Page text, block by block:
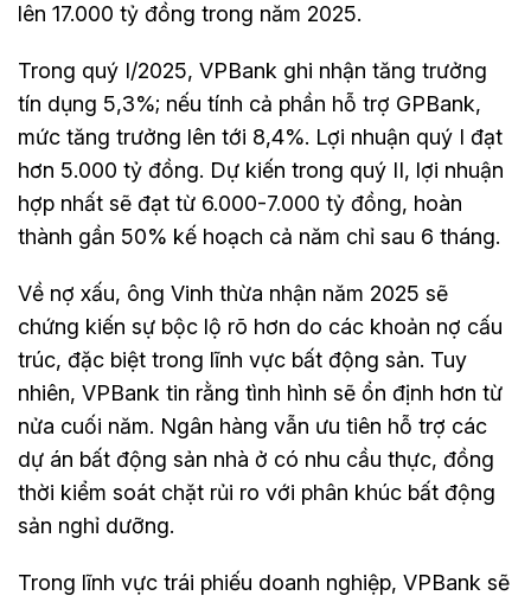
lên 17.000 tỷ đồng trong năm 2025.
Trong quý I/2025, VPBank ghi nhận tăng trưởng
tín dụng 5,3%; nếu tính cả phần hỗ trợ GPBank,
mức tăng trưởng lên tới 8,4%. Lợi nhuận quý I đạt
hơn 5.000 tỷ đồng. Dự kiến trong quý II, lợi nhuận
hợp nhất sẽ đạt từ 6.000-7.000 tỷ đồng, hoàn
thành gần 50% kế hoạch cả năm chỉ sau 6 tháng.
Về nợ xấu, ông Vinh thừa nhận năm 2025 sẽ
chứng kiến sự bộc lộ rõ hơn do các khoản nợ cấu
trúc, đặc biệt trong lĩnh vực bất động sản. Tuy
nhiên, VPBank tin rằng tình hình sẽ ổn định hơn từ
nửa cuối năm. Ngân hàng vẫn ưu tiên hỗ trợ các
dự án bất động sản nhà ở có nhu cầu thực, đồng
thời kiểm soát chặt rủi ro với phân khúc bất động
sản nghỉ dưỡng.
Trong lĩnh vực trái phiếu doanh nghiệp, VPBank sẽ